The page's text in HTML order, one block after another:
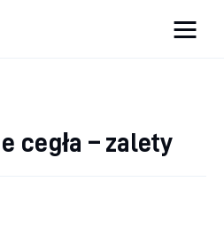
cegła – zalety